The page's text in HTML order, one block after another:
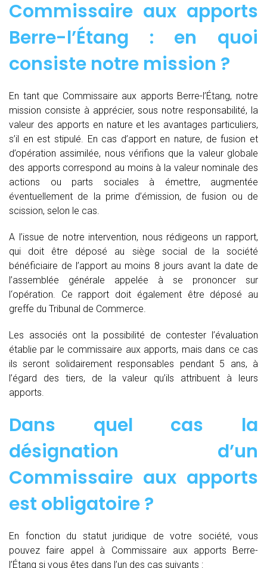
Commissaire aux apports
Berre-l’Étang : en quoi
consiste notre mission ?
En tant que Commissaire aux apports Berre-l’Étang, notre
mission consiste à apprécier, sous notre responsabilité, la
valeur des apports en nature et les avantages particuliers,
s’il en est stipulé. En cas d’apport en nature, de fusion et
d’opération assimilée, nous vérifions que la valeur globale
des apports correspond au moins à la valeur nominale des
actions ou parts sociales à émettre, augmentée
éventuellement de la prime d’émission, de fusion ou de
scission, selon le cas.
A l’issue de notre intervention, nous rédigeons un rapport,
qui doit être déposé au siège social de la société
bénéficiaire de l’apport au moins 8 jours avant la date de
l’assemblée générale appelée à se prononcer sur
l‘opération. Ce rapport doit également être déposé au
greffe du Tribunal de Commerce.
Les associés ont la possibilité de contester l’évaluation
établie par le commissaire aux apports, mais dans ce cas
ils seront solidairement responsables pendant 5 ans, à
l’égard des tiers, de la valeur qu’ils attribuent à leurs
apports.
Dans quel cas la
désignation d’un
Commissaire aux apports
est obligatoire ?
En fonction du statut juridique de votre société, vous
pouvez faire appel à Commissaire aux apports Berre-
l’Étang si vous êtes dans l’un des cas suivants :